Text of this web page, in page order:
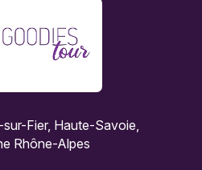
sur-Fier, Haute-Savoie,
Rhône-Alpes